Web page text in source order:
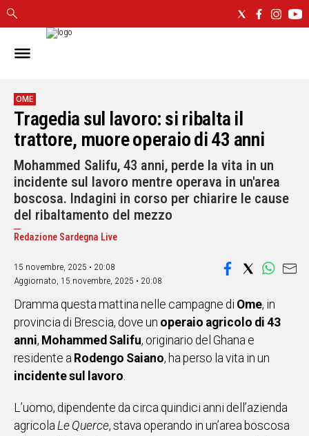
IN
CAGLIARI
SASSARI
NUORO
ORISTANO
SULCIS
GALLURA
OGLIASTRA
MEDIO
CAMPIDANO
ALTRE
NOTIZIE
POLITICA
IN
ITALIA
NEL
MONDO
EVENTI
STORIE
OME
Tragedia sul lavoro: si ribalta il
trattore, muore operaio di 43 anni
Mohammed Salifu, 43 anni, perde la vita in un
incidente sul lavoro mentre operava in un'area
boscosa. Indagini in corso per chiarire le cause
del ribaltamento del mezzo
Redazione Sardegna Live
15 novembre, 2025 • 20:08
Aggiornato, 15 novembre, 2025 • 20:08
Dramma questa mattina nelle campagne di Ome, in
provincia di Brescia, dove un operaio agricolo di 43
anni, Mohammed Salifu, originario del Ghana e
residente a Rodengo Saiano, ha perso la vita in un
incidente sul lavoro.
L’uomo, dipendente da circa quindici anni dell’azienda
agricola Le Querce, stava operando in un’area boscosa